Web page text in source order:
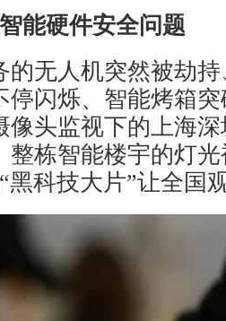
硬件安全问题
无人机突然被劫持
停闪烁、智能烤箱
像头监视下的上海
整栋智能楼宇的灯
黑科技大片”让全国